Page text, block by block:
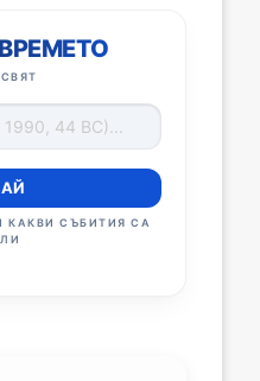
КАКВИ СЪБИТИЯ СА